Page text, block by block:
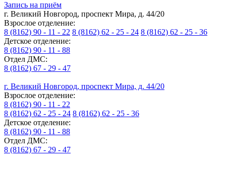
Запись на приём
г. Великий Новгород, проспект Мира, д. 44/20
Взрослое отделение:
8 (8162) 90 - 11 - 22 8 (8162) 62 - 25 - 24 8 (8162) 62 - 25 - 36
Детское отделение:
8 (8162) 90 - 11 - 88
Отдел ДМС:
8 (8162) 67 - 29 - 47
г. Великий Новгород, проспект Мира, д. 44/20
Взрослое отделение:
8 (8162) 90 - 11 - 22
8 (8162) 62 - 25 - 24 8 (8162) 62 - 25 - 36
Детское отделение:
8 (8162) 90 - 11 - 88
Отдел ДМС:
8 (8162) 67 - 29 - 47